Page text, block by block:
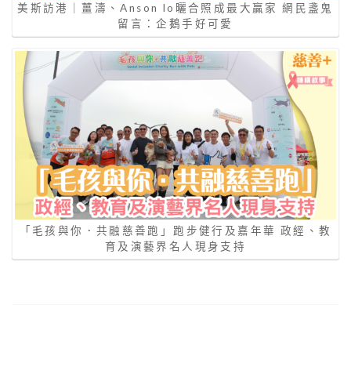
美斯訪港｜薑濤、Anson lo曬合照成最大贏家 網民盞鬼
留言：企鵝手好可愛
「毛孩與你．共融慈善跑」跑步健行及嘉年華 政經、教
育及演藝界名人現身支持